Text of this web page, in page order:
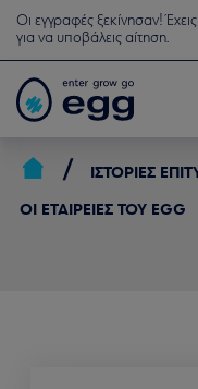
Οι εγγραφές ξεκίνησαν!
για να υποβάλεις αίτηση.
ΙΣΤΟΡΊΕΣ
ΟΙ ΕΤΑΙΡΕΊΕΣ ΤΟΥ EGG